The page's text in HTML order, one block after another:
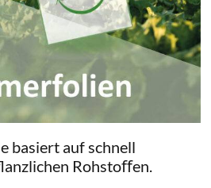
basiert auf schnell
Rohstoﬀen.